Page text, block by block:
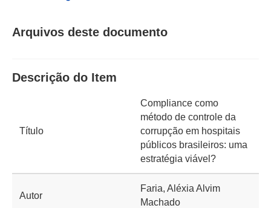
Arquivos deste documento
Descrição do Item
Título
Compliance como
método de controle da
corrupção em hospitais
públicos brasileiros: uma
estratégia viável?
Autor
Faria, Aléxia Alvim
Machado